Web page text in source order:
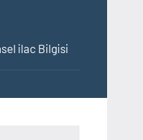
ilac Bilgisi